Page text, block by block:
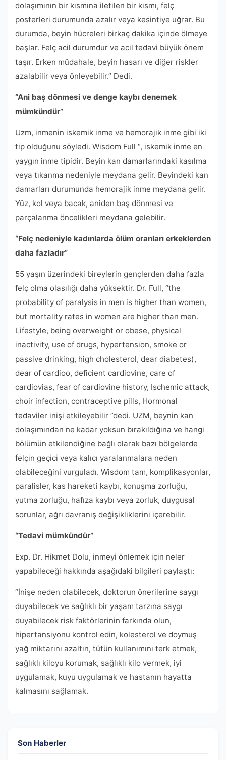
dolaşımının bir kısmına iletilen bir kısmı, felç
posterleri durumunda azalır veya kesintiye uğrar. Bu
durumda, beyin hücreleri birkaç dakika içinde ölmeye
başlar. Felç acil durumdur ve acil tedavi büyük önem
taşır. Erken müdahale, beyin hasarı ve diğer riskler
azalabilir veya önleyebilir.” Dedi.
“Ani baş dönmesi ve denge kaybı denemek
mümkündür”
Uzm, inmenin iskemik inme ve hemorajik inme gibi iki
tip olduğunu söyledi. Wisdom Full “, iskemik inme en
yaygın inme tipidir. Beyin kan damarlarındaki kasılma
veya tıkanma nedeniyle meydana gelir. Beyindeki kan
damarları durumunda hemorajik inme meydana gelir.
Yüz, kol veya bacak, aniden baş dönmesi ve
parçalanma öncelikleri meydana gelebilir.
“Felç nedeniyle kadınlarda ölüm oranları erkeklerden
daha fazladır”
55 yaşın üzerindeki bireylerin gençlerden daha fazla
felç olma olasılığı daha yüksektir. Dr. Full, “the
probability of paralysis in men is higher than women,
but mortality rates in women are higher than men.
Lifestyle, being overweight or obese, physical
inactivity, use of drugs, hypertension, smoke or
passive drinking, high cholesterol, dear diabetes),
dear of cardioo, deficient cardiovine, care of
cardiovias, fear of cardiovine history, Ischemic attack,
choir infection, contraceptive pills, Hormonal
tedaviler inişi etkileyebilir ”dedi. UZM, beynin kan
dolaşımından ne kadar yoksun bırakıldığına ve hangi
bölümün etkilendiğine bağlı olarak bazı bölgelerde
felçin geçici veya kalıcı yaralanmalara neden
olabileceğini vurguladı. Wisdom tam, komplikasyonlar,
paralisler, kas hareketi kaybı, konuşma zorluğu,
yutma zorluğu, hafıza kaybı veya zorluk, duygusal
sorunlar, ağrı davranış değişikliklerini içerebilir.
“Tedavi mümkündür”
Exp. Dr. Hikmet Dolu, inmeyi önlemek için neler
yapabileceği hakkında aşağıdaki bilgileri paylaştı:
“İnişe neden olabilecek, doktorun önerilerine saygı
duyabilecek ve sağlıklı bir yaşam tarzına saygı
duyabilecek risk faktörlerinin farkında olun,
hipertansiyonu kontrol edin, kolesterol ve doymuş
yağ miktarını azaltın, tütün kullanımını terk etmek,
sağlıklı kiloyu korumak, sağlıklı kilo vermek, iyi
uygulamak, kuyu uygulamak ve hastanın hayatta
kalmasını sağlamak.
Son Haberler